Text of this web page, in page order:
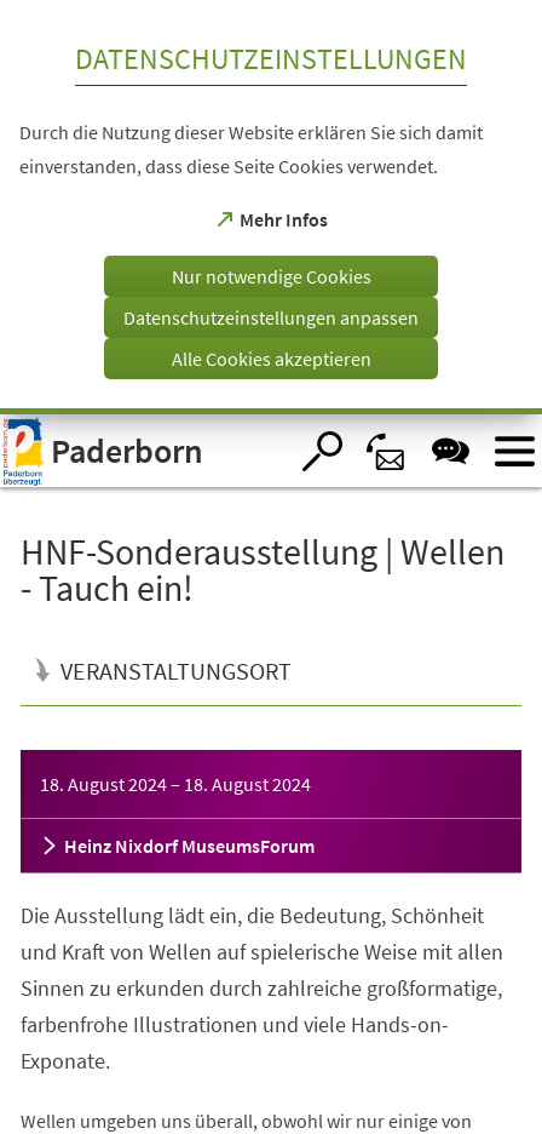
Visuelle
Assistenzsoftware
öffnen.
DATENSCHUTZEINSTELLUNGEN
Durch die Nutzung dieser Website erklären Sie sich damit
einverstanden, dass diese Seite Cookies verwendet.
Mehr Infos
(Öffnet
einem
Tab)
Nur notwendige Cookies
Datenschutzeinstellungen anpassen
Alle Cookies akzeptieren
Paderborn
HNF-Sonderausstellung | Wellen
- Tauch ein!
VERANSTALTUNGSORT
18. August 2024– 18. August 2024
Heinz Nixdorf MuseumsForum
Die Ausstellung lädt ein, die Bedeutung, Schönheit
und Kraft von Wellen auf spielerische Weise mit allen
Sinnen zu erkunden durch zahlreiche großformatige,
farbenfrohe Illustrationen und viele Hands-on-
Exponate.
Wellen umgeben uns überall, obwohl wir nur einige von